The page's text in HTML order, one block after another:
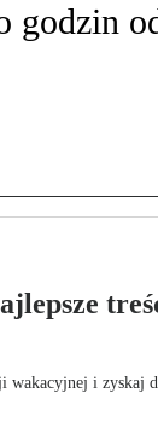
godzin
wakacyjnej i zyskaj